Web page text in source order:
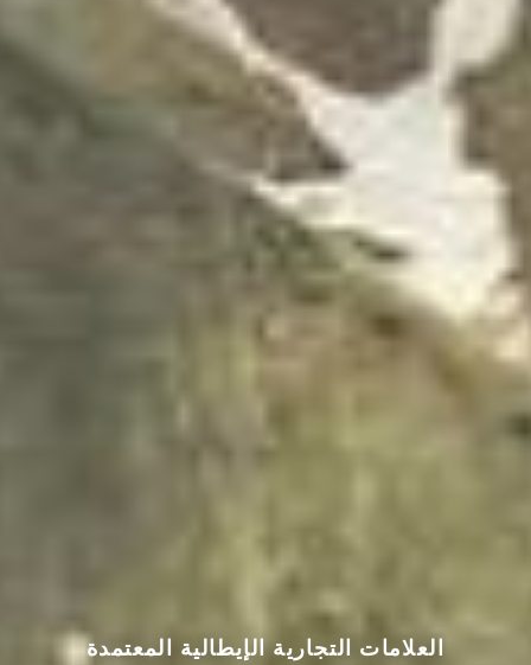
العلامات التجارية الإيطالية المعتمدة